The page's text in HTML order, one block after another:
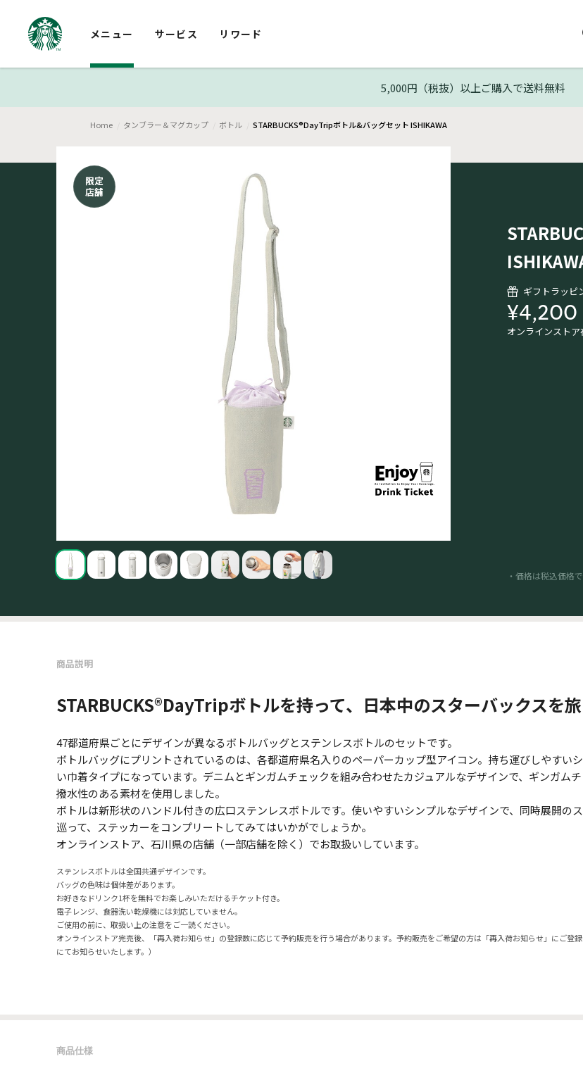
メニュー サービス リワード
5,000円（税抜）以上ご購入で送料無料
Home タンブラー＆マグカップ ボトル STARBUCKS®DayTripボトル&バッグセット ISHIKAWA
限定
店舗
ギフトラッピ
¥4,200
オンラインストア
・価格は税込価格で
商品説明
STARBUCKS®DayTripボトルを持って、日本中のスターバックスを
47都道府県ごとにデザインが異なるボトルバッグとステンレスボトルのセットです。
ボトルバッグにプリントされているのは、各都道府県名入りのペーパーカップ型アイコン。持ち運びしやすい
い巾着タイプになっています。デニムとギンガムチェックを組み合わせたカジュアルなデザインで、ギンガム
撥水性のある素材を使用しました。
ボトルは新形状のハンドル付きの広口ステンレスボトルです。使いやすいシンプルなデザインで、同時展開の
巡って、ステッカーをコンプリートしてみてはいかがでしょうか。
オンラインストア、石川県の店舗（一部店舗を除く）でお取扱いしています。
ステンレスボトルは全国共通デザインです。
バッグの色味は個体差があります。
お好きなドリンク1杯を無料でお楽しみいただけるチケット付き。
電子レンジ、食器洗い乾燥機には対応していません。
ご使用の前に、取扱い上の注意をご一読ください。
オンラインストア完売後、「再入荷お知らせ」の登録数に応じて予約販売を行う場合があります。予約販売をご希望の方は「再入荷お知らせ」にご
にてお知らせいたします。）
商品仕様